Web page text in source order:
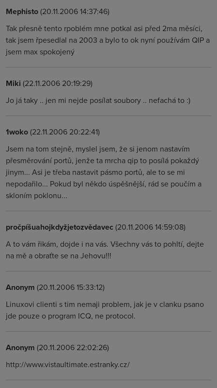
Mephisto(20.11.2006 14:37:46)
Tak přesně tento rpoblém mne potkal asi před 2ma měsíci,
tak jsem řpesedlal na 2003 a bylo to ok nyní používám QIP a
jsem max spokojený
Miki (22.11.2006 20:19:29)
Jo já taky .. jen mi nejde posílat soubory .. nefachá to :)
1woko(22.11.2006 20:22:41)
Jsem na tom stejně, myslel jsem, že si jenom nastavím
přesměrování portů, jenže ta mrcha qip to posílá pokaždý
jinym... Asi je třeba nastavit pásmo portů, ale to se mi
nepodařilo... Pokud byl někdo úspěšnější, rád se poučím a
skloním poklonu...
pročpíšuahojkdyžjetozvědavec(20.11.2006 14:59:08)
A to vám řikám, dojde i na vás. Všechny vás to pohltí, dejte
na mě a obraťte se na Jehovu!!!
Anonym (20.11.2006 15:33:12)
Linuxovi clienti s tim nemaji problem, jak je v clanku psano
jde pouze o program ICQ, ne protocol.
Anonym (20.11.2006 22:02:26)
http://www.vistaultimate.estranky.cz/